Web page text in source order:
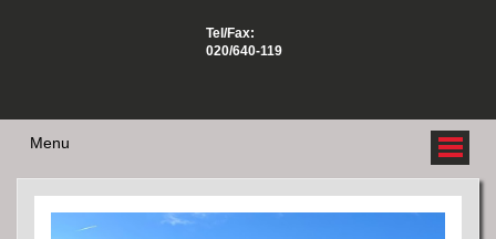
Tel/Fax:
020/640-119
Menu